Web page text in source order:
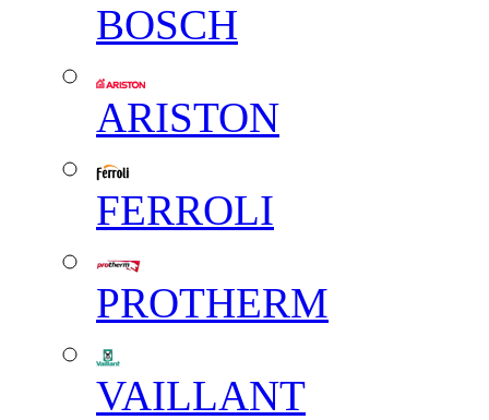
BOSCH
ARISTON
FERROLI
PROTHERM
VAILLANT